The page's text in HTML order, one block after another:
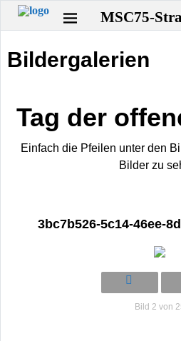
MSC75-
Startseite →Bildergalerien
Bildergalerien
Tag der
Einfach die Pfeilen unter den
Bilder zu
3bc7b526-5c14-46ee-
Bild 2 von